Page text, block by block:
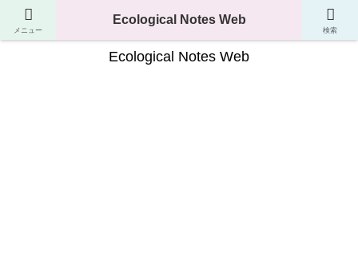
生き物の分類・生態・進化が分かるサイト
Ecological Notes Web
メニュー
Ecological Notes Web
検索